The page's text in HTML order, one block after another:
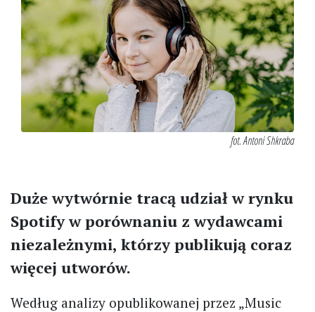
fot. Antoni Shkraba
Duże wytwórnie tracą udział w rynku
Spotify w porównaniu z wydawcami
niezależnymi, którzy publikują coraz
więcej utworów.
Według analizy opublikowanej przez „Music